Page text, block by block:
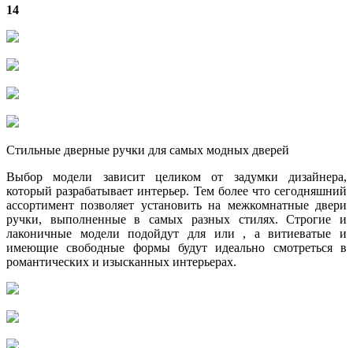
14
Стильные дверные ручки для самых модных дверей
Выбор модели зависит целиком от задумки дизайнера,
который разрабатывает интерьер. Тем более что сегодняшний
ассортимент позволяет установить на межкомнатные двери
ручки, выполненные в самых разных стилях. Строгие и
лаконичные модели подойдут для или , а витиеватые и
имеющие свободные формы будут идеально смотреться в
романтических и изысканных интерьерах.